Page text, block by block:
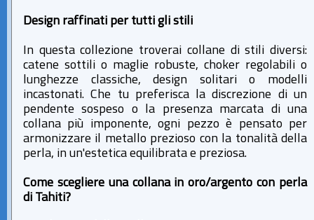
Design raffinati per tutti gli stili
In questa collezione troverai collane di stili diversi:
catene sottili o maglie robuste, choker regolabili o
lunghezze classiche, design solitari o modelli
incastonati. Che tu preferisca la discrezione di un
pendente sospeso o la presenza marcata di una
collana più imponente, ogni pezzo è pensato per
armonizzare il metallo prezioso con la tonalità della
perla, in un'estetica equilibrata e preziosa.
Come scegliere una collana in oro/argento con perla
di Tahiti?